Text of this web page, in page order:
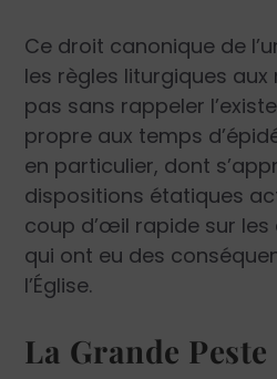
Ce droit canonique de
les règles liturgiques aux
pas sans rappeler
propre aux temps
en particulier, dont
dispositions étatiques
coup d’œil rapide sur
qui ont eu des
l’Église.
La Grande Peste